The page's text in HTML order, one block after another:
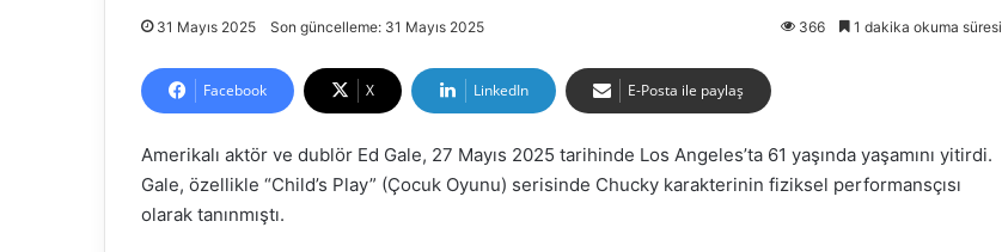
31 Mayıs 2025 Son güncelleme: 31 Mayıs 2025 366 1 dakika okuma süresi
Facebook X LinkedIn E-Posta ile paylaş
Amerikalı aktör ve dublör Ed Gale, 27 Mayıs 2025 tarihinde Los Angeles’ta 61 yaşında yaşamını yitirdi.
Gale, özellikle “Child’s Play” (Çocuk Oyunu) serisinde Chucky karakterinin fiziksel performansçısı
olarak tanınmıştı.